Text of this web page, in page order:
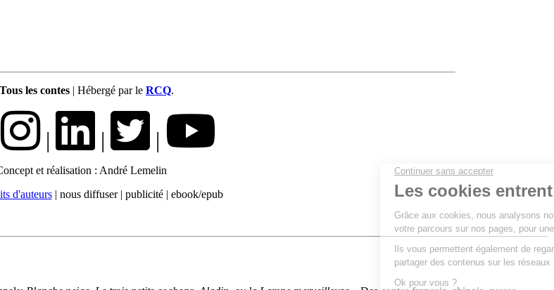
Tous les contes | Hébergé par le RCQ.
| | |
et réalisation : André Lemelin
d'auteurs| nous diffuser | publicité | ebook/epub